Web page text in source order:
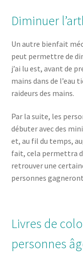
Diminuer
Un autre bienfait
peut permettre de
j’ai lu est, avant de
mains dans de l’eau
raideurs des mains.
Par la suite, les
débuter avec des
et, au fil du temps,
fait, cela permettra
retrouver une
personnes
Livres de
personnes